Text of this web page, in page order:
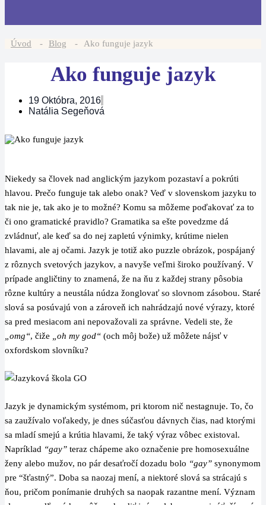
Úvod - Blog - Ako funguje jazyk
Ako funguje jazyk
19 Októbra, 2016
Natália Segeňová
Niekedy sa človek nad anglickým jazykom pozastaví a pokrúti
hlavou. Prečo funguje tak alebo onak? Veď v slovenskom jazyku to
tak nie je, tak ako je to možné? Komu sa môžeme poďakovať za to
či ono gramatické pravidlo? Gramatika sa ešte povedzme dá
zvládnuť, ale keď sa do nej zapletú výnimky, krútime nielen
hlavami, ale aj očami. Jazyk je totiž ako puzzle obrázok, pospájaný
z rôznych svetových jazykov, a navyše veľmi široko používaný. V
prípade angličtiny to znamená, že na ňu z každej strany pôsobia
rôzne kultúry a neustála núdza žonglovať so slovnom zásobou. Staré
slová sa posúvajú von a zároveň ich nahrádzajú nové výrazy, ktoré
sa pred mesiacom ani nepovažovali za správne. Vedeli ste, že
„omg“, čiže „oh my god“ (och môj bože) už môžete nájsť v
oxfordskom slovníku?
Jazyk je dynamickým systémom, pri ktorom nič nestagnuje. To, čo
sa zaužívalo voľakedy, je dnes súčasťou dávnych čias, nad ktorými
sa mladí smejú a krútia hlavami, že taký výraz vôbec existoval.
Napríklad “gay” teraz chápeme ako označenie pre homosexuálne
ženy alebo mužov, no pár desaťročí dozadu bolo “gay” synonymom
pre “šťastný”. Doba sa naozaj mení, a niektoré slová sa strácajú s
ňou, pričom ponímanie druhých sa naopak razantne mení. Význam